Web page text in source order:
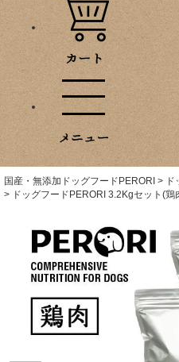
国産・無添加ドッグフードPERORI
ドッグフードPERORI 3.2Kgセット(